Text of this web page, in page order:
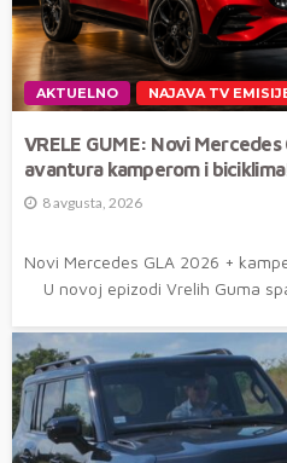
AKTUELNO NAJAVA TV
VRELE GUME: Novi
avantura kamperom i
8 avgusta, 2026
Novi Mercedes GLA 2026 +
U novoj epizodi Vrelih Guma